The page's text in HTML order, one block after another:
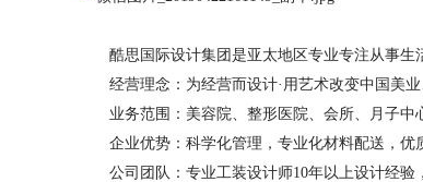
酷思国际设计集团是亚太地区专业专注从事
经营理念：为经营而设计·用艺术改变中国美业
业务范围：美容院、整形医院、会所、月子中
企业优势：科学化管理，专业化材料配送，优
公司团队：专业工装设计师10年以上设计经验